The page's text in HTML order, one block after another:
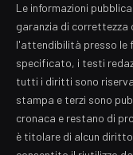
Le informazioni
garanzia di
l'attendibilità presso le
specificato, i testi
tutti i diritti sono
stampa e terzi sono
cronaca e restano di
è titolare di alcun